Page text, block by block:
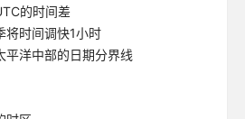
的时间差
将时间调快1小时
平洋中部的日期分界线